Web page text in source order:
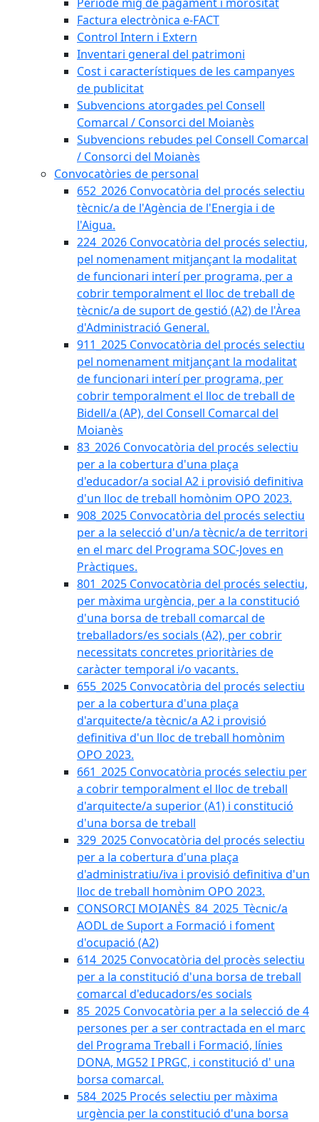
Factura electrònica e-FACT
Control Intern i Extern
Inventari general del patrimoni
Cost i característiques de les campanyes
de publicitat
Subvencions atorgades pel Consell
Comarcal / Consorci del Moianès
Subvencions rebudes pel Consell Comarcal
/ Consorci del Moianès
Convocatòries de personal
652_2026 Convocatòria del procés selectiu
tècnic/a de l'Agència de l'Energia i de
l'Aigua.
224_2026 Convocatòria del procés selectiu,
pel nomenament mitjançant la modalitat
de funcionari interí per programa, per a
cobrir temporalment el lloc de treball de
tècnic/a de suport de gestió (A2) de l'Àrea
d'Administració General.
911_2025 Convocatòria del procés selectiu
pel nomenament mitjançant la modalitat
de funcionari interí per programa, per
cobrir temporalment el lloc de treball de
Bidell/a (AP), del Consell Comarcal del
Moianès
83_2026 Convocatòria del procés selectiu
per a la cobertura d'una plaça
d'educador/a social A2 i provisió definitiva
d'un lloc de treball homònim OPO 2023.
908_2025 Convocatòria del procés selectiu
per a la selecció d'un/a tècnic/a de territori
en el marc del Programa SOC-Joves en
Pràctiques.
801_2025 Convocatòria del procés selectiu,
per màxima urgència, per a la constitució
d'una borsa de treball comarcal de
treballadors/es socials (A2), per cobrir
necessitats concretes prioritàries de
caràcter temporal i/o vacants.
655_2025 Convocatòria del procés selectiu
per a la cobertura d'una plaça
d'arquitecte/a tècnic/a A2 i provisió
definitiva d'un lloc de treball homònim
OPO 2023.
661_2025 Convocatòria procés selectiu per
a cobrir temporalment el lloc de treball
d'arquitecte/a superior (A1) i constitució
d'una borsa de treball
329_2025 Convocatòria del procés selectiu
per a la cobertura d'una plaça
d'administratiu/iva i provisió definitiva d'un
lloc de treball homònim OPO 2023.
CONSORCI MOIANÈS_84_2025_Tècnic/a
AODL de Suport a Formació i foment
d'ocupació (A2)
614_2025 Convocatòria del procès selectiu
per a la constitució d'una borsa de treball
comarcal d'educadors/es socials
85_2025 Convocatòria per a la selecció de 4
persones per a ser contractada en el marc
del Programa Treball i Formació, línies
DONA, MG52 I PRGC, i constitució d' una
borsa comarcal.
584_2025 Procés selectiu per màxima
urgència per la constitució d'una borsa